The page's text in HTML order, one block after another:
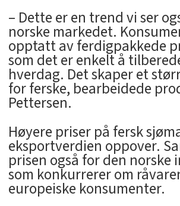
– Dette er en trend vi ser
norske markedet.
opptatt av ferdigpakkede
som det er enkelt å
hverdag. Det skaper et
for ferske, bearbeidede
Pettersen.
Høyere priser på fersk
eksportverdien oppover.
prisen også for den norske
som konkurrerer om
europeiske konsumenter.